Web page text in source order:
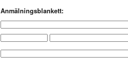
Anmälningsblankett: